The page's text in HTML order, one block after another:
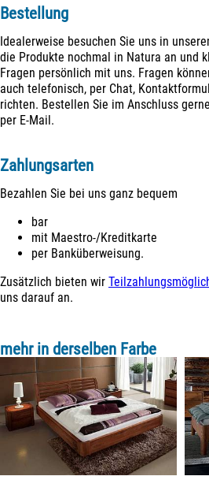
Bestellung
Idealerweise besuchen Sie uns in
die Produkte nochmal in Natura an und
Fragen persönlich mit uns. Fragen
auch telefonisch, per Chat,
richten. Bestellen Sie im Anschluss
per E-Mail.
Zahlungsarten
Bezahlen Sie bei uns ganz bequem
bar
mit Maestro-/Kreditkarte
per Banküberweisung.
Zusätzlich bieten wir
uns darauf an.
mehr in derselben Farbe